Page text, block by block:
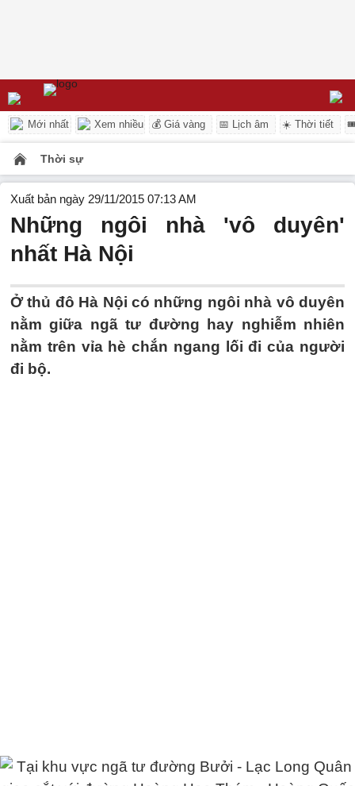
Mới nhất Xem nhiều 💰 Giá vàng 📅 Lịch âm ☀️ Thời tiết
Thời sự
Xuất bản ngày 29/11/2015 07:13 AM
Những ngôi nhà 'vô duyên'
nhất Hà Nội
Ở thủ đô Hà Nội có những ngôi nhà vô duyên
nằm giữa ngã tư đường hay nghiễm nhiên
nằm trên vỉa hè chắn ngang lối đi của người
đi bộ.